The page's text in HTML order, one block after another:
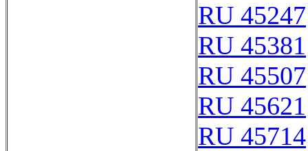
RU 45247
RU 45381
RU 45507
RU 45621
RU 45714